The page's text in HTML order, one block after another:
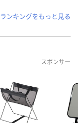
ランキングをもっと見る
スポンサー